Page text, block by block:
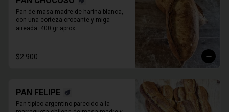
Pan de masa madre de harina blanca,
con una corteza crocante y miga
aireada. 400 gr aprox
$2.900
PAN FELIPE
Pan tipico argentino parecido a la